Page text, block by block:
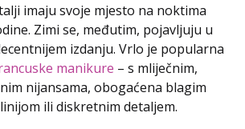
imaju svoje mjesto na noktima
Zimi se, međutim, pojavljuju u
izdanju. Vrlo je popularna
manikure – s mliječnim,
nijansama, obogaćena blagim
ili diskretnim detaljem.